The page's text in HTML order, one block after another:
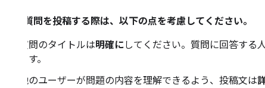
初めて質問を投稿する際は、以下の点を考慮してください。
質問のタイトルは明確にしてください。質問に回答する
ます。
他のユーザーが問題の内容を理解できるよう、投稿文は